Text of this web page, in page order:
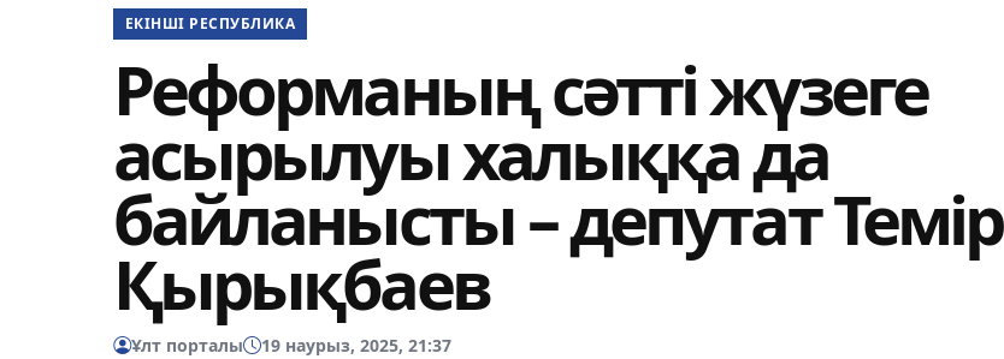
ЕКІНШІ РЕСПУБЛИКА
Реформаның сәтті жүзеге
асырылуы халыққа да
байланысты – депутат Темір
Қырықбаев
Ұлт порталы 19 наурыз, 2025, 21:37